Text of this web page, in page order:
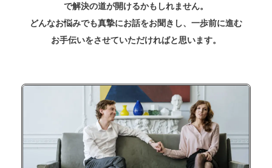
で解決の道が開けるかもしれません。
どんなお悩みでも真摯にお話をお聞きし、一歩前に進む
お手伝いをさせていただければと思います。